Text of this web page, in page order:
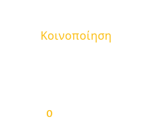
Κοινοποίηση
0